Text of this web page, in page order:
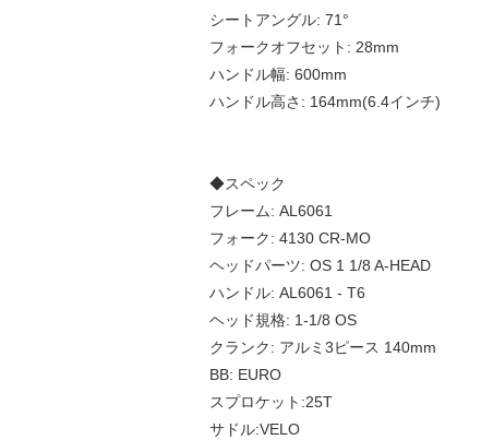
シートアングル: 71°
フォークオフセット: 28mm
ハンドル幅: 600mm
ハンドル高さ: 164mm(6.4インチ)
◆スペック
フレーム: AL6061
フォーク: 4130 CR-MO
ヘッドパーツ: OS 1 1/8 A-HEAD
ハンドル: AL6061 - T6
ヘッド規格: 1-1/8 OS
クランク: アルミ3ピース 140mm
BB: EURO
スプロケット:25T
サドル:VELO